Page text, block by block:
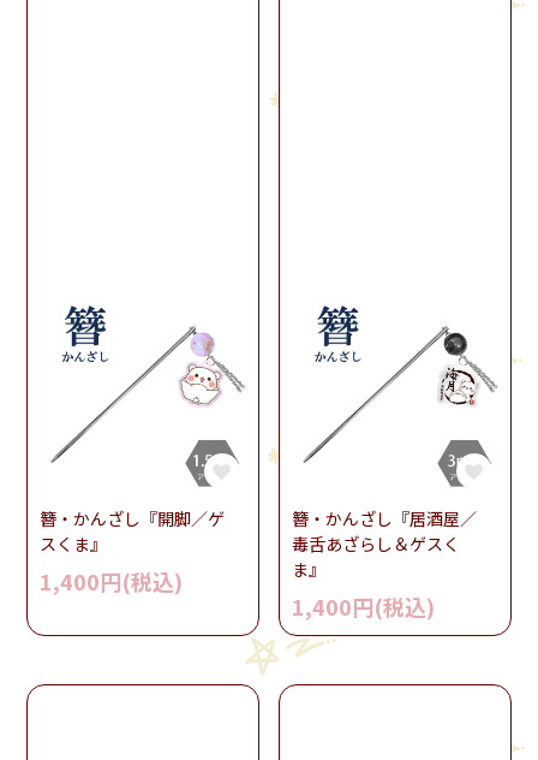
簪・かんざし『開脚／ゲ
スくま』
1,400円(税込)
簪・かんざし『居酒屋／
毒舌あざらし＆ゲスく
ま』
1,400円(税込)